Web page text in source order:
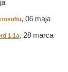
, 06 maja
1.1a, 28 marca